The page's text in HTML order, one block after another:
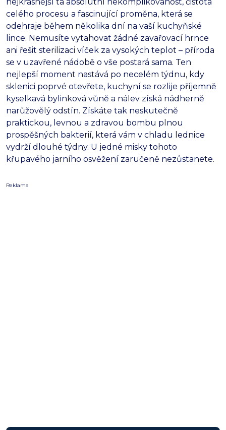
nejkrásnější ta absolutní nekomplikovanost, čistota
celého procesu a fascinující proměna, která se
odehraje během několika dní na vaší kuchyňské
lince. Nemusíte vytahovat žádné zavařovací hrnce
ani řešit sterilizaci víček za vysokých teplot – příroda
se v uzavřené nádobě o vše postará sama. Ten
nejlepší moment nastává po necelém týdnu, kdy
sklenici poprvé otevřete, kuchyní se rozlije příjemně
kyselkavá bylinková vůně a nálev získá nádherně
narůžovělý odstín. Získáte tak neskutečně
praktickou, levnou a zdravou bombu plnou
prospěšných bakterií, která vám v chladu lednice
vydrží dlouhé týdny. U jedné misky tohoto
křupavého jarního osvěžení zaručeně nezůstanete.
Reklama